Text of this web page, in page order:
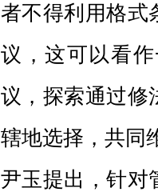
者不得利用格式
议，这可以看
议，探索通过修
辖地选择，共同
尹玉提出，针对